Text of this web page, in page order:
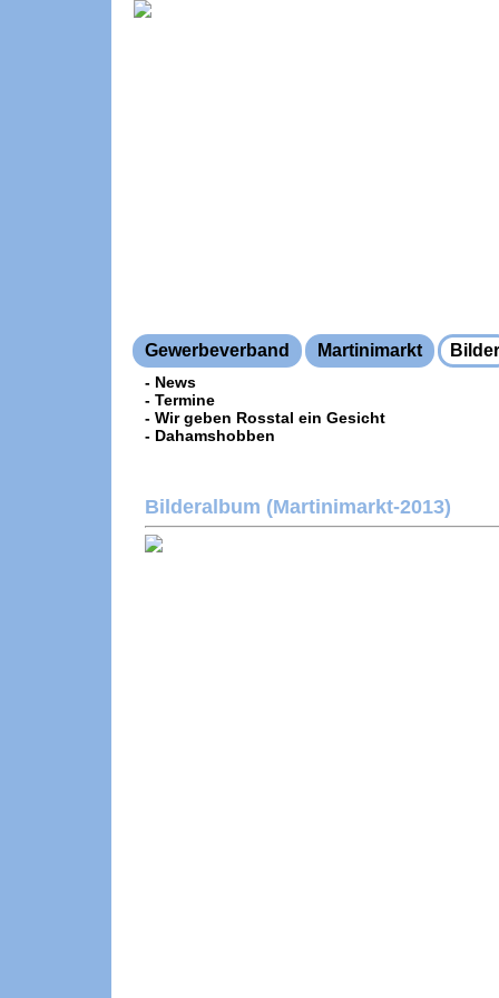
Gewerbeverband Martinimarkt Bilder
- News
- Termine
- Wir geben Rosstal ein Gesicht
- Dahamshobben
Bilderalbum (Martinimarkt-2013)